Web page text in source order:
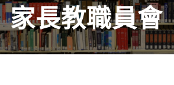
家長教職員會